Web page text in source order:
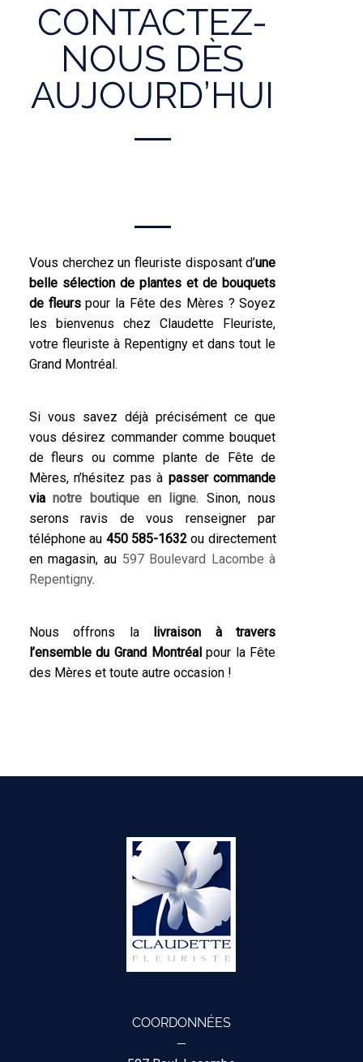
CONTACTEZ-
NOUS DÈS
AUJOURD’HUI
Vous cherchez un fleuriste disposant d’une
belle sélection de plantes et de bouquets
de fleurspour la Fête des Mères ? Soyez
les bienvenus chez Claudette Fleuriste,
votre fleuriste à Repentigny et dans tout le
Grand Montréal.
Si vous savez déjà précisément ce que
vous désirez commander comme bouquet
de fleurs ou comme plante de Fête de
Mères, n’hésitez pas à passer commande
vianotre boutique en ligne. Sinon, nous
serons ravis de vous renseigner par
téléphone au 450 585-1632ou directement
en magasin, au 597 Boulevard Lacombe à
Repentigny.
Nous offrons la
livraison à travers
l’ensemble du Grand Montréal pour la Fête
des Mères et toute autre occasion !
COORDONNÉES